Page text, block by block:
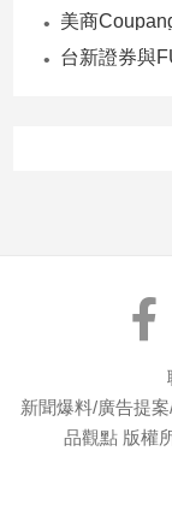
感
情
遊
新聞爆料/廣告提
品觀點 版權